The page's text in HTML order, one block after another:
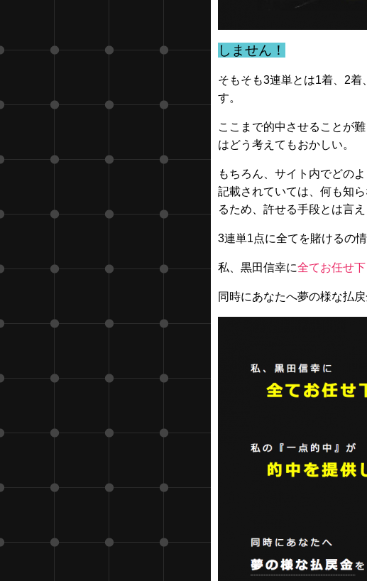
しません！
そもそも3連単とは1着、2着
す。
ここまで的中させることが
はどう考えてもおかしい。
もちろん、サイト内でどの
記載されていては、何も知
るため、許せる手段とは言え
3連単1点に全てを賭けるの
私、黒田信幸に全てお任せ
同時にあなたへ夢の様な払